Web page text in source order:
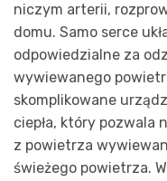
niczym arterii,
domu. Samo serce
odpowiedzialne za
wywiewanego
skomplikowane
ciepła, który pozwala
z powietrza
świeżego powietrza.